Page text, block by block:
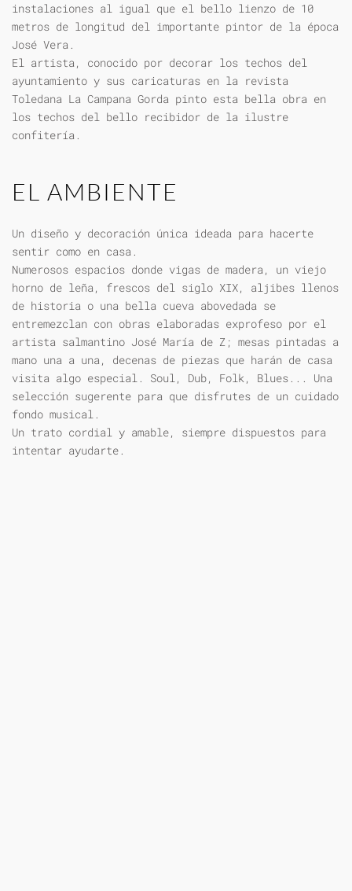
instalaciones al igual que el bello lienzo de 10
metros de longitud del importante pintor de la época
José Vera.
El artista, conocido por decorar los techos del
ayuntamiento y sus caricaturas en la revista
Toledana La Campana Gorda pinto esta bella obra en
los techos del bello recibidor de la ilustre
confitería.
EL AMBIENTE
Un diseño y decoración única ideada para hacerte
sentir como en casa.
Numerosos espacios donde vigas de madera, un viejo
horno de leña, frescos del siglo XIX, aljibes llenos
de historia o una bella cueva abovedada se
entremezclan con obras elaboradas exprofeso por el
artista salmantino José María de Z; mesas pintadas a
mano una a una, decenas de piezas que harán de casa
visita algo especial. Soul, Dub, Folk, Blues... Una
selección sugerente para que disfrutes de un cuidado
fondo musical.
Un trato cordial y amable, siempre dispuestos para
intentar ayudarte.